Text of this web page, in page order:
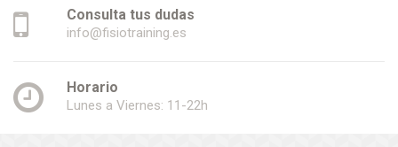
Consulta tus dudas
info@fisiotraining.es
Horario
Lunes a Viernes: 11-22h